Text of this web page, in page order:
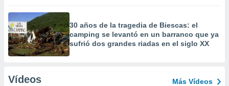
30 años de la tragedia de Biescas: el
camping se levantó en un barranco que ya
sufrió dos grandes riadas en el siglo XX
Vídeos Más Vídeos